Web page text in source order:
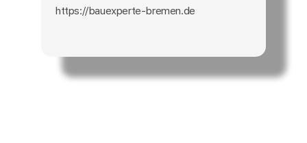
https://bauexperte-bremen.de